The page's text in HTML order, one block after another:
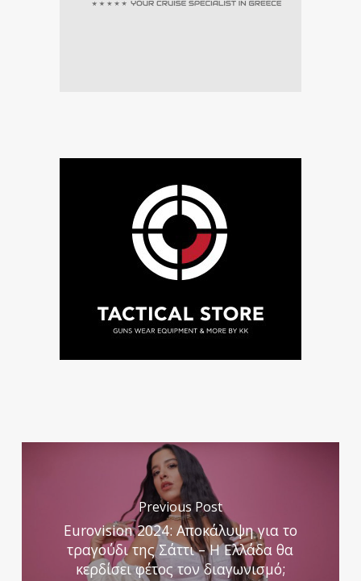
Previous Post
Eurovision 2024: Aποκάλυψη για το
τραγούδι της Σάττι – Η Ελλάδα θα
κερδίσει φέτος τον διαγωνισμό;